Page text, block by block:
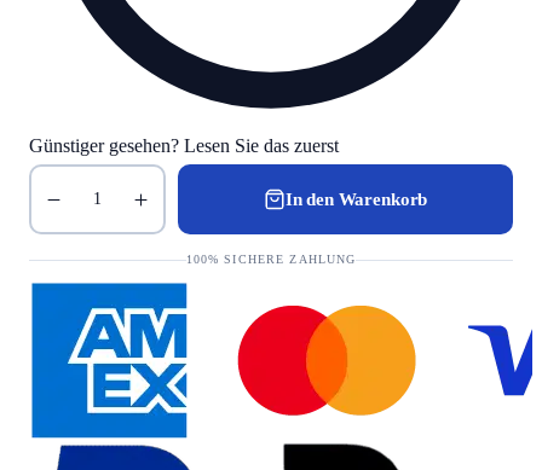
Günstiger gesehen? Lesen Sie das zuerst
1 In den Warenkorb
100% SICHERE ZAHLUNG